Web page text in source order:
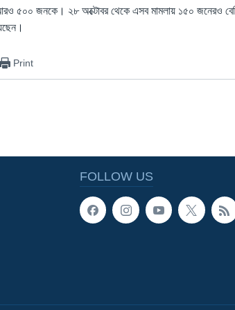
৫০০ জনকে। ২৮ অক্টোবর থেকে এসব মামলায় ১৫০ জনেরও বেশি
Print
FOLLOW US